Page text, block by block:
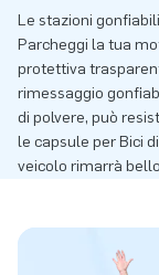
Le stazioni
Parcheggi la tua
protettiva
rimessaggio
di polvere, può
le capsule per Bici
veicolo rimarrà